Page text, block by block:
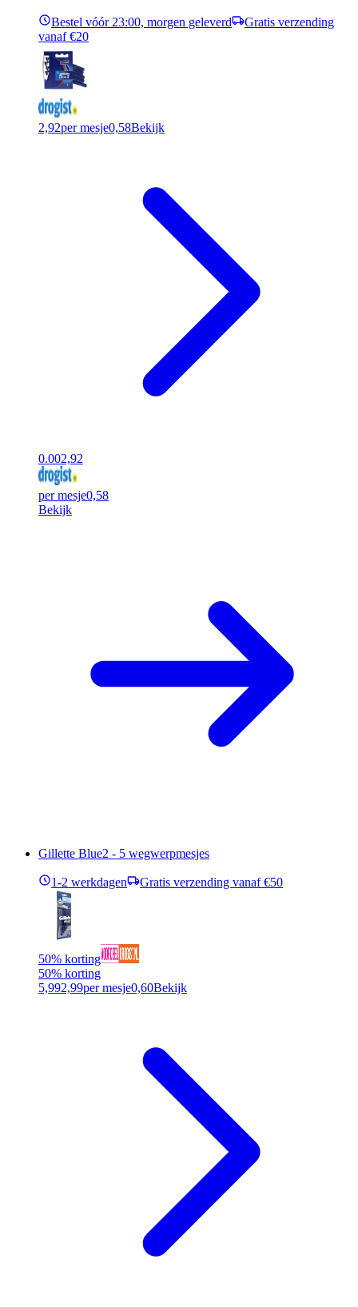
Bestel vóór 23:00, morgen geleverd
Gratis verzending
vanaf €20
2,92per mesje0,58Bekijk
0.002,92
per mesje0,58
Bekijk
Gillette Blue2 - 5 wegwerpmesjes
1-2 werkdagen Gratis verzending vanaf €50
50% korting
50% korting
5,992,99per mesje0,60Bekijk